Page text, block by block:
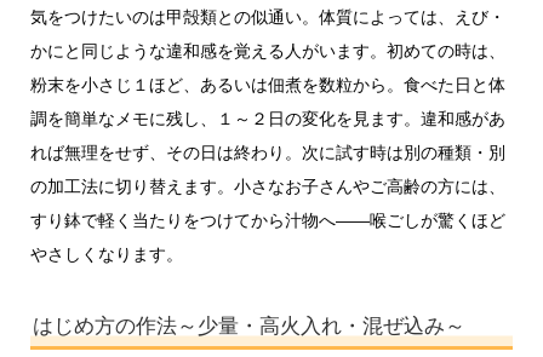
気をつけたいのは甲殻類との似通い。体質によっては、えび・
かにと同じような違和感を覚える人がいます。初めての時は、
粉末を小さじ１ほど、あるいは佃煮を数粒から。食べた日と体
調を簡単なメモに残し、１～２日の変化を見ます。違和感があ
れば無理をせず、その日は終わり。次に試す時は別の種類・別
の加工法に切り替えます。小さなお子さんやご高齢の方には、
すり鉢で軽く当たりをつけてから汁物へ――喉ごしが驚くほど
やさしくなります。
はじめ方の作法～少量・高火入れ・混ぜ込み～